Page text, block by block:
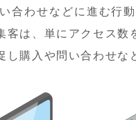
合わせなどに進む行
は、単にアクセス
購入や問い合わせな